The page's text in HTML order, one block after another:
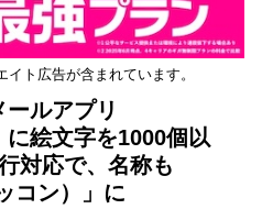
ト広告が含まれています。
ルアプリ
に絵文字を1000個以
対応で、名称も
コン）」に